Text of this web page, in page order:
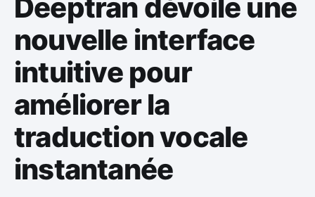
Deeptran dévoile une
nouvelle interface
intuitive pour
améliorer la
traduction vocale
instantanée